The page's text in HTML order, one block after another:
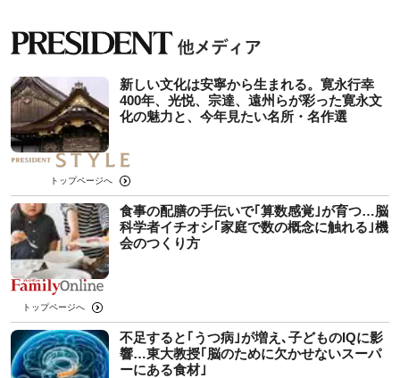
新しい文化は安寧から生まれる。寛永行幸
400年、光悦、宗達、遠州らが彩った寛永文
化の魅力と、今年見たい名所・名作選
トップページへ
食事の配膳の手伝いで｢算数感覚｣が育つ…脳
科学者イチオシ｢家庭で数の概念に触れる｣機
会のつくり方
トップページへ
不足すると｢うつ病｣が増え､子どものIQに影
響…東大教授｢脳のために欠かせないスーパ
ーにある食材｣